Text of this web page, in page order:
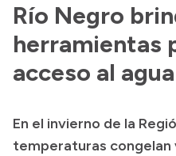
Delegaciones
Normativa
Presupuesto
Río Negro
herramientas
acceso al
En el invierno de la
temperaturas congelan